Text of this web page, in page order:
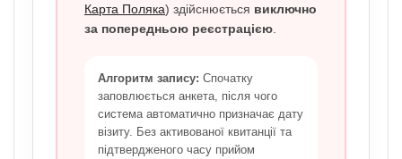
Карта Поляка) здійснюється виключно
за попередньою реєстрацією
Алгоритм запису: Спочатку
заповлюється анкета, після чого
система автоматично призначає дату
візиту. Без активованої квитанції та
підтвердженого часу прийом